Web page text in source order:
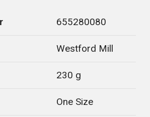
655280080
Westford Mill
230 g
One Size